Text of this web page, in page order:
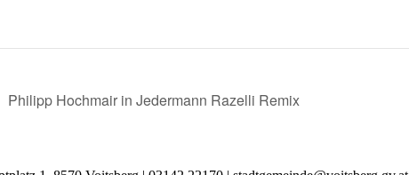
Philipp Hochmair in Jedermann Razelli Remix